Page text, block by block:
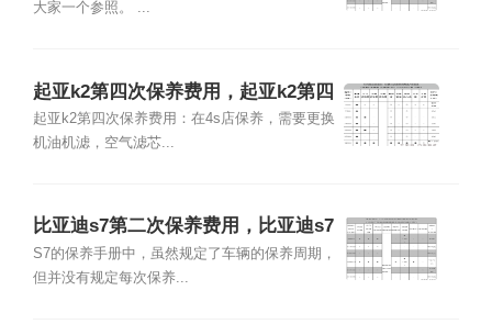
大家一个参照。 ...
起亚k2第四次保养费用，起亚k2第四
次保养项目
起亚k2第四次保养费用：在4s店保养，需要更换
机油机滤，空气滤芯...
比亚迪s7第二次保养费用，比亚迪s7
第二次保养项目
S7的保养手册中，虽然规定了车辆的保养周期，
但并没有规定每次保养...